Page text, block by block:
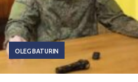
OLEG BATURIN